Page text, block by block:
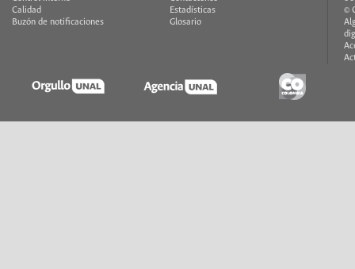
Calidad
Buzón de notificaciones
Estadísticas
Glosario
©